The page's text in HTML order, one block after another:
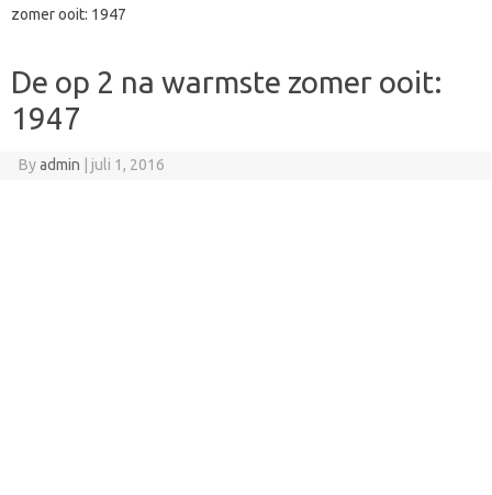
zomer ooit: 1947
De op 2 na warmste zomer ooit:
1947
Byadmin juli 1, 2016